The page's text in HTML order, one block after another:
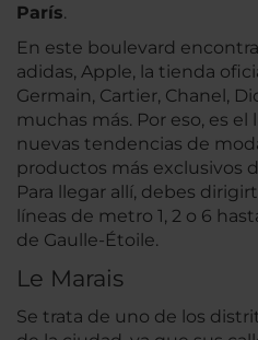
París.
En este boulevard
adidas, Apple, la tienda
Germain, Cartier, Chanel,
muchas más. Por eso, es
nuevas tendencias de
productos más exclusivos
Para llegar allí, debes
líneas de metro 1, 2 o 6
de Gaulle-Étoile.
Le Marais
Se trata de uno de los